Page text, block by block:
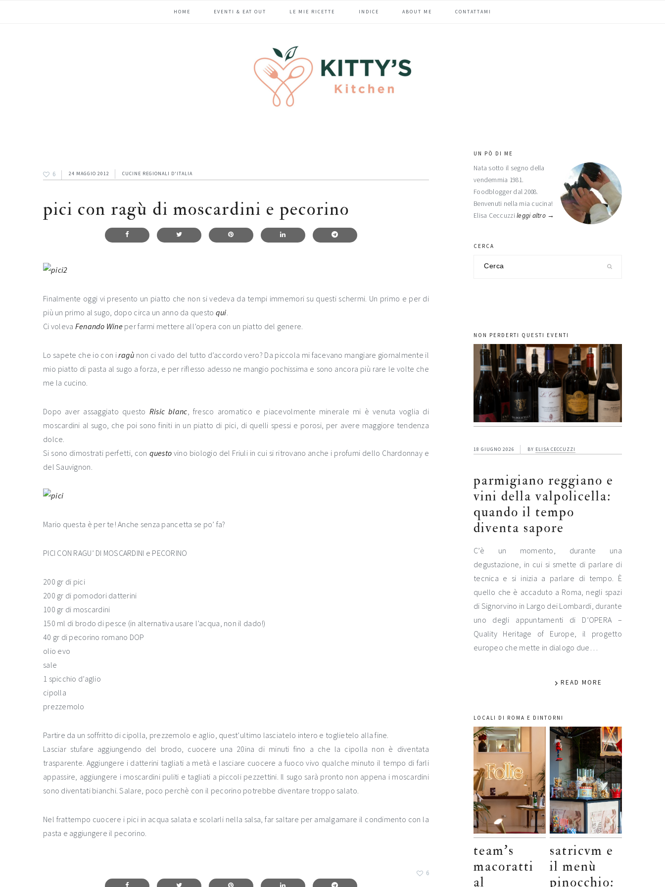
HOME EVENTI & EAT OUT LE MIE RICETTE INDICE ABOUT ME CONTATTAMI
6 24 MAGGIO 2012 CUCINE REGIONALI D'ITALIA
pici con ragù di moscardini e pecorino
Finalmente oggi vi presento un piatto che non si vedeva da tempi immemori su questi schermi. Un primo e per di
più un primo al sugo, dopo circa un anno da questo qui.
Ci voleva Fenando Wineper farmi mettere all’opera con un piatto del genere.
Lo sapete che io con iragù non ci vado del tutto d’accordo vero? Da piccola mi facevano mangiare giornalmente il
mio piatto di pasta al sugo a forza, e per riflesso adesso ne mangio pochissima e sono ancora più rare le volte che
me la cucino.
Dopo aver assaggiato questo Risic blanc, fresco aromatico e piacevolmente minerale mi è venuta voglia di
moscardini al sugo, che poi sono finiti in un piatto di pici, di quelli spessi e porosi, per avere maggiore tendenza
dolce.
Si sono dimostrati perfetti, con questo vino biologio del Friuli in cui si ritrovano anche i profumi dello Chardonnay e
del Sauvignon.
Mario questa è per te! Anche senza pancetta se po’ fa?
PICI CON RAGU’ DI MOSCARDINI e PECORINO
200 gr di pici
200 gr di pomodori datterini
100 gr di moscardini
150 ml di brodo di pesce (in alternativa usare l’acqua, non il dado!)
40 gr di pecorino romano DOP
olio evo
sale
1 spicchio d’aglio
cipolla
prezzemolo
Partire da un soffritto di cipolla, prezzemolo e aglio, quest’ultimo lasciatelo intero e toglietelo alla fine.
Lasciar stufare aggiungendo del brodo, cuocere una 20ina di minuti fino a che la cipolla non è diventata
trasparente. Aggiungere i datterini tagliati a metà e lasciare cuocere a fuoco vivo qualche minuto il tempo di farli
appassire, aggiungere i moscardini puliti e tagliati a piccoli pezzettini. Il sugo sarà pronto non appena i moscardini
sono diventati bianchi. Salare, poco perchè con il pecorino potrebbe diventare troppo salato.
Nel frattempo cuocere i pici in acqua salata e scolarli nella salsa, far saltare per amalgamare il condimento con la
pasta e aggiungere il pecorino.
6
barra
laterale
primaria
UN PÒ DI ME
Nata sotto il segno della
vendemmia 1981.
Foodblogger dal 2008.
Benvenuti nella mia cucina!
Elisa Ceccuzzileggi altro →
CERCA
NON PERDERTI QUESTI EVENTI
18 GIUGNO 2026 BY ELISA CECCUZZI
parmigiano reggiano e
vini della valpolicella:
quando il tempo
diventa sapore
C’è un momento, durante una
degustazione, in cui si smette di parlare di
tecnica e si inizia a parlare di tempo. È
quello che è accaduto a Roma, negli spazi
di Signorvino in Largo dei Lombardi, durante
uno degli appuntamenti di D’OPERA –
Quality Heritage of Europe, il progetto
europeo che mette in dialogo due…
READ MORE
LOCALI DI ROMA E DINTORNI
team’s
macoratti
al
satricvm e
il menù
pinocchio: